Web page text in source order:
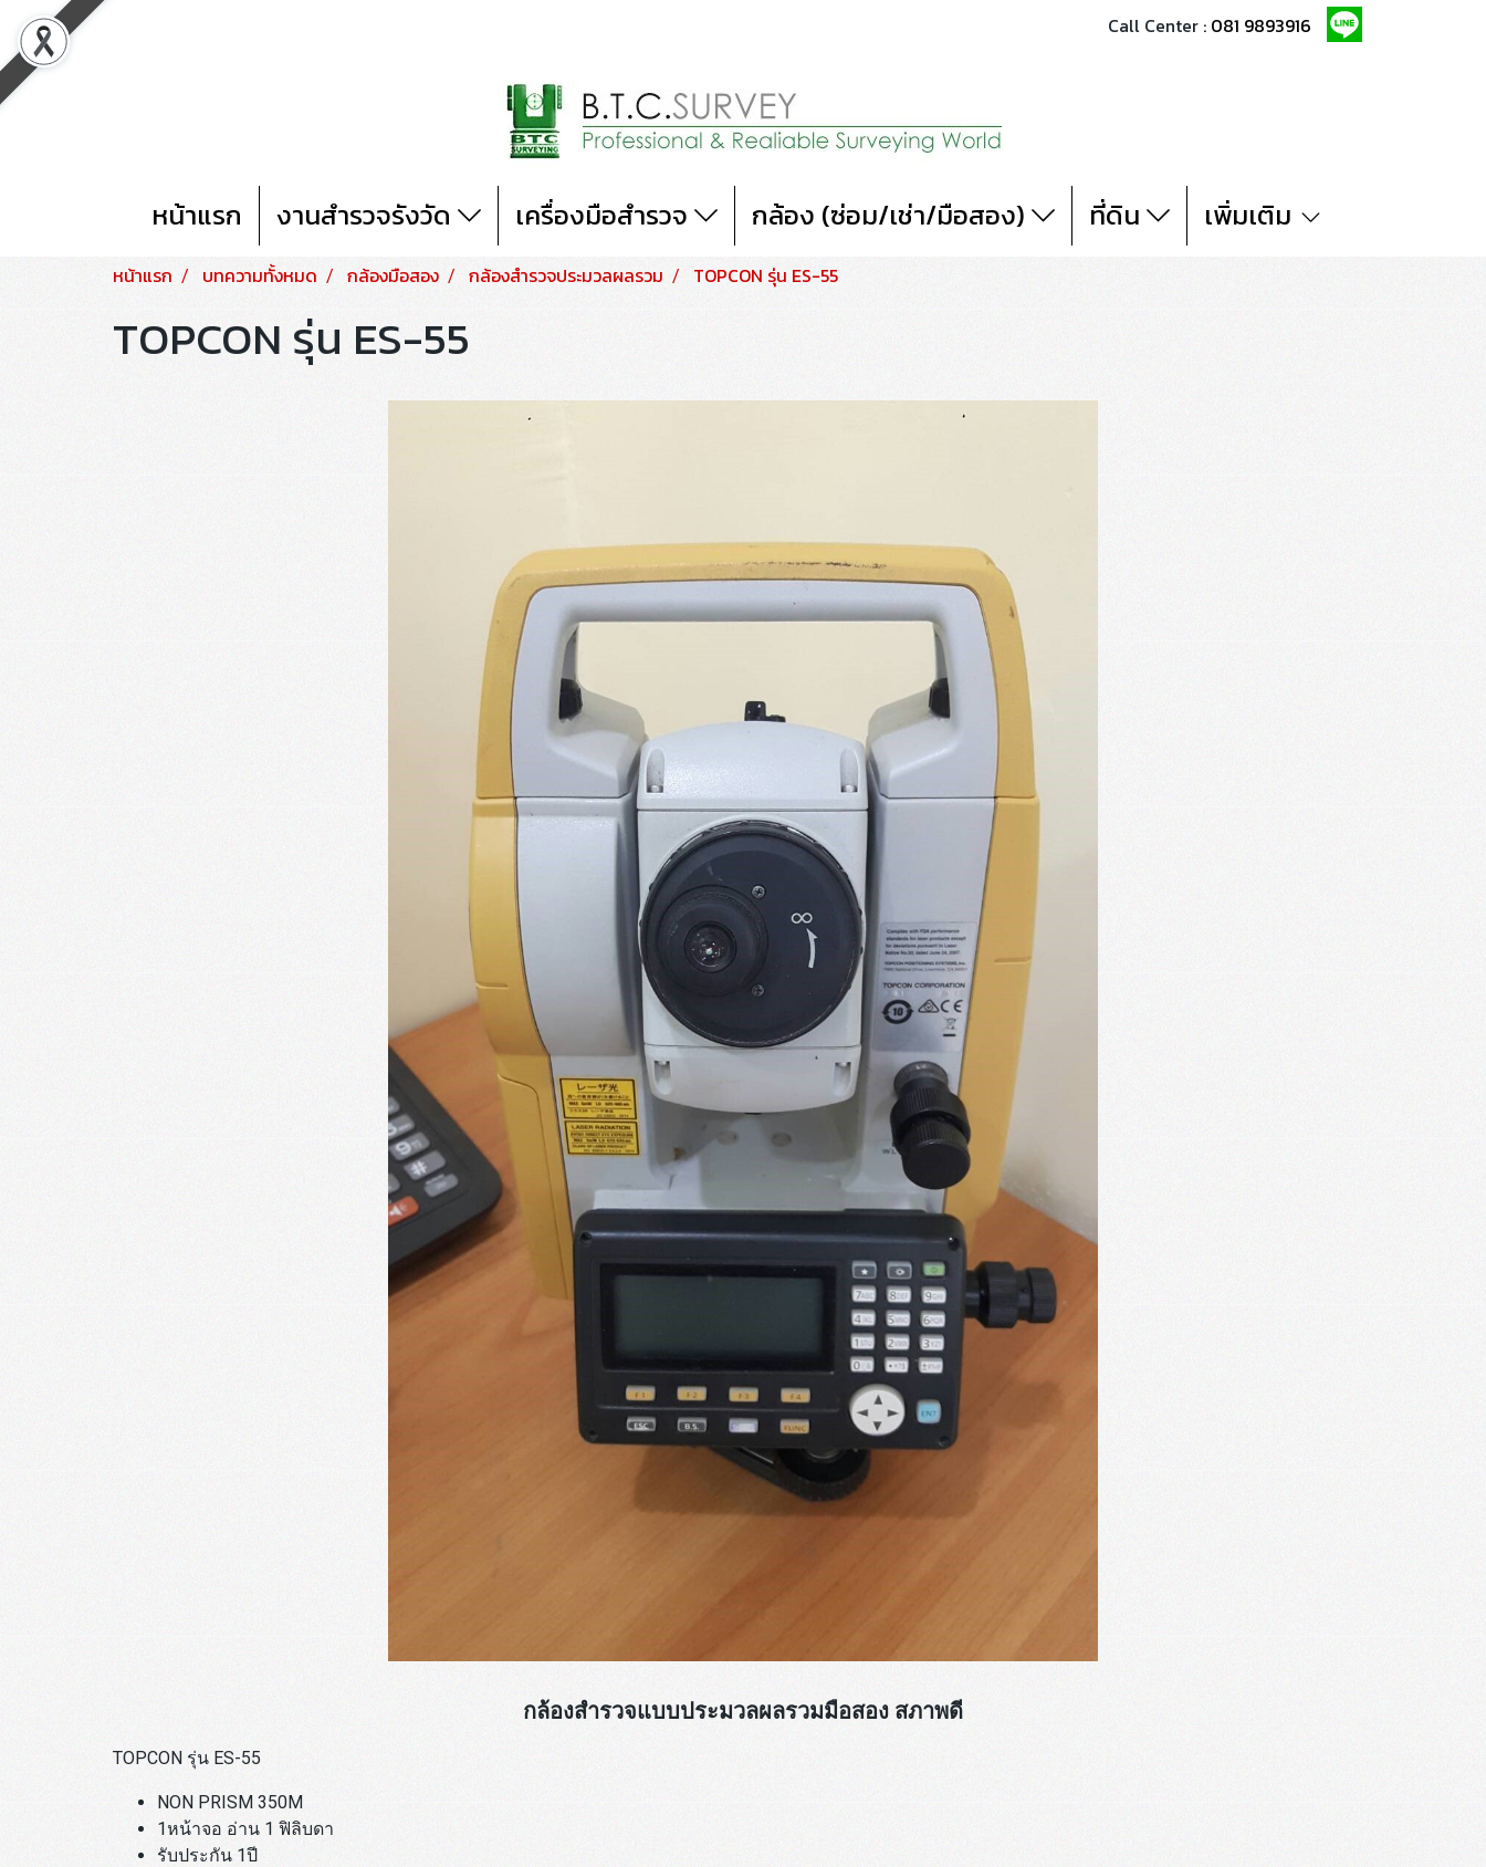
Call Center : 081 9893916
หน้าแรก งานสำรวจรังวัด เครื่องมือสำรวจ กล้อง (ซ่อม/เช่า/มือสอง) ที่ดิน เพิ่มเติม
หน้าแรก บทความทั้งหมด กล้องมือสอง กล้องสำรวจประมวลผลรวม TOPCON รุ่น ES-55
TOPCON รุ่น ES-55
กล้องสำรวจแบบประมวลผลรวมมือสอง สภาพดี
TOPCON รุ่น ES-55
NON PRISM 350M
1หน้าจอ อ่าน 1 ฟิลิบดา
รับประกัน 1ปี